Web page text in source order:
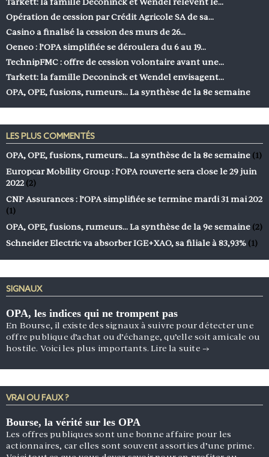
Opération de cession par Crédit Agricole SA de sa…
Casino a finalisé la cession des murs de 26…
Oeneo : l’OPA simplifiée se déroulera du 6 au 19…
TechnipFMC : offre de cession volontaire avant une…
Tarkett: la famille Deconinck et Wendel envisagent…
OPA, OPE, fusions, rumeurs… La synthèse de la 8e semaine
LES PLUS COMMENTÉS
OPA, OPE, fusions, rumeurs… La synthèse de la 8e semaine (1)
Europcar Mobility Group : l’OPA rouverte sera close le 29 juin
2022 (2)
CNP Assurances : l’OPA simplifiée se termine mardi 31 mai 202
(1)
OPA, OPE, fusions, rumeurs… La synthèse de la 9e semaine (2)
Schneider Electric va absorber IGE+XAO, sa filiale à 83,93% (1)
SIGNAUX
OPA, les indices qui ne trompent pas
En Bourse, il existe des signaux à suivre pour détecter une
offre publique d’achat ou d’échange, qu’elle soit amicale ou
hostile. Voici les plus importants.Lire la suite →
VRAI OU FAUX ?
Bourse, la vérité sur les OPA
Les offres publiques sont une bonne affaire pour les
actionnaires, car elles sont souvent assorties d’une prime.